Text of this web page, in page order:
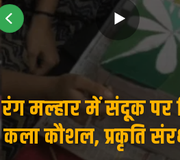
रंग मल्हार में संदूक पर
कला कौशल, प्रकृति